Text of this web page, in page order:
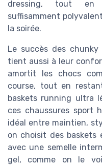
dressing, tout en
suffisamment
la soirée.
Le succès des chunky
tient aussi à leur
amortit les chocs
course, tout en
baskets running ultra
ces chaussures sport
idéal entre maintien,
on choisit des baskets
avec une semelle
gel, comme on le